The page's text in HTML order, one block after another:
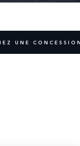
UNE